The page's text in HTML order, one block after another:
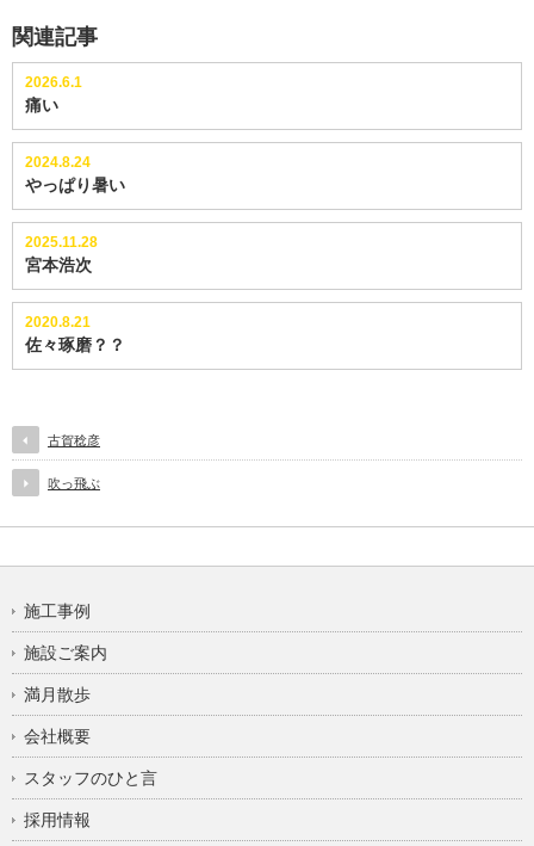
関連記事
2026.6.1
痛い
2024.8.24
やっぱり暑い
2025.11.28
宮本浩次
2020.8.21
佐々琢磨？？
古賀稔彦
吹っ飛ぶ
施工事例
施設ご案内
満月散歩
会社概要
スタッフのひと言
採用情報